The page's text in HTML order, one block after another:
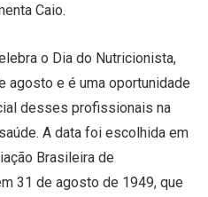
Caio.
o Dia do Nutricionista,
agosto e é uma oportunidade
desses profissionais na
A data foi escolhida em
Brasileira de
31 de agosto de 1949, que